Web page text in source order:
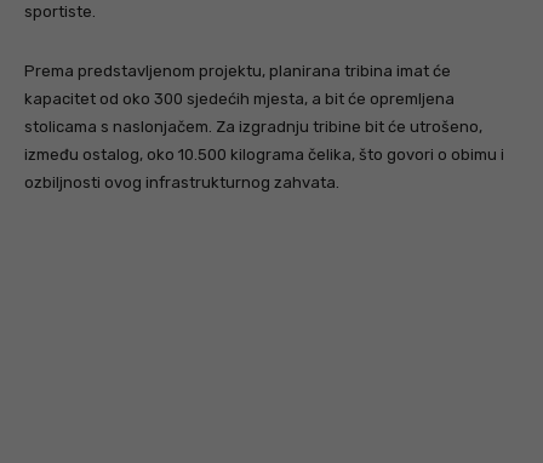
sportiste.
Prema predstavljenom projektu, planirana tribina imat će
kapacitet od oko 300 sjedećih mjesta, a bit će opremljena
stolicama s naslonjačem. Za izgradnju tribine bit će utrošeno,
između ostalog, oko 10.500 kilograma čelika, što govori o obimu i
ozbiljnosti ovog infrastrukturnog zahvata.